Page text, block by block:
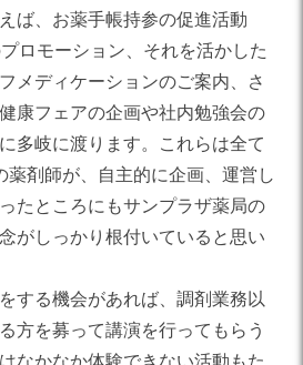
ば、お薬手帳持参の促進活動
ロモーション、それを活かした
メディケーションのご案内、さ
康フェアの企画や社内勉強会の
多岐に渡ります。これらは全て
薬剤師が、自主的に企画、運営し
たところにもサンプラザ薬局の
がしっかり根付いていると思い
する機会があれば、調剤業務以
方を募って講演を行ってもらう
なかなか体験できない活動もた